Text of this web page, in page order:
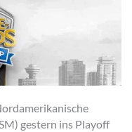
gestern ins Playoff